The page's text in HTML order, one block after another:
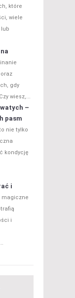
które
wiele
gdy
wiesz,...
–
pasm
nie tylko
kondycję
i
magiczne
i